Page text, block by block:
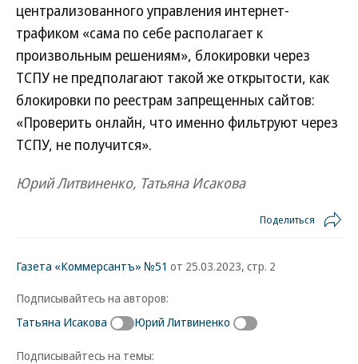
централизованного управления интернет-
трафиком «сама по себе располагает к
произвольным решениям», блокировки через
ТСПУ не предполагают такой же открытости, как
блокировки по реестрам запрещенных сайтов:
«Проверить онлайн, что именно фильтруют через
ТСПУ, не получится».
Юрий Литвиненко, Татьяна Исакова
Поделиться
Газета «Коммерсантъ» №51 от 25.03.2023, стр. 2
Подписывайтесь на авторов:
Татьяна Исакова
Юрий Литвиненко
Подписывайтесь на темы: